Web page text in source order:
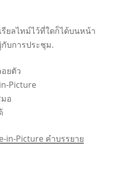
ยลไทม์ไว้ที่ใดก็ได้บนหน้า
บการประชุม.
ยตัว
Picture
อ
in-Picture คำบรรยาย